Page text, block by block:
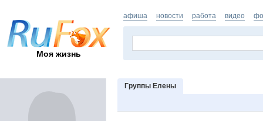
Моя жизнь
афиша новости работа видео
Группы Елены